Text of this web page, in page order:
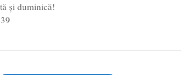
și duminică!